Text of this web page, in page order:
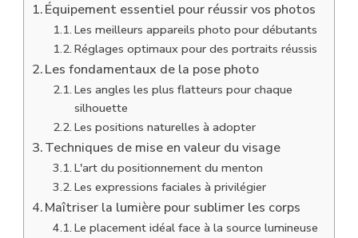
Équipement essentiel pour réussir vos photos
Les meilleurs appareils photo pour débutants
Réglages optimaux pour des portraits réussis
Les fondamentaux de la pose photo
Les angles les plus flatteurs pour chaque
silhouette
Les positions naturelles à adopter
Techniques de mise en valeur du visage
L'art du positionnement du menton
Les expressions faciales à privilégier
Maîtriser la lumière pour sublimer les corps
Le placement idéal face à la source lumineuse